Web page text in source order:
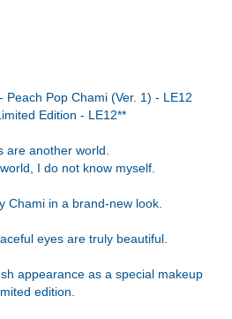
Peach Pop Chami (Ver. 1) - LE12
Edition - LE12**
are another world.
I do not know myself.
Chami in a brand-new look.
eyes are truly beautiful.
appearance as a special makeup
edition.